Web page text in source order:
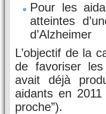
Pour les
atteintes
d’Alzheimer
L’objectif de la
de favoriser les
avait déjà
aidants en
proche”).